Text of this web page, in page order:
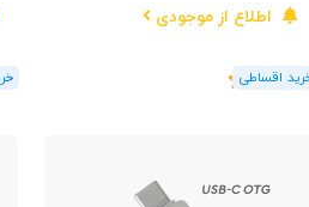
اطلاع از موجودی
(1رای)
5
(1